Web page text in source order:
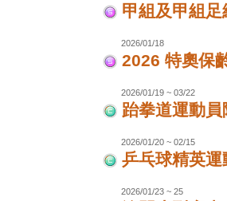
甲組及甲組
2026/01/18
2026 特奧保
2026/01/19 ~ 03/22
跆拳道運動
2026/01/20 ~ 02/15
乒乓球精英
2026/01/23 ~ 25